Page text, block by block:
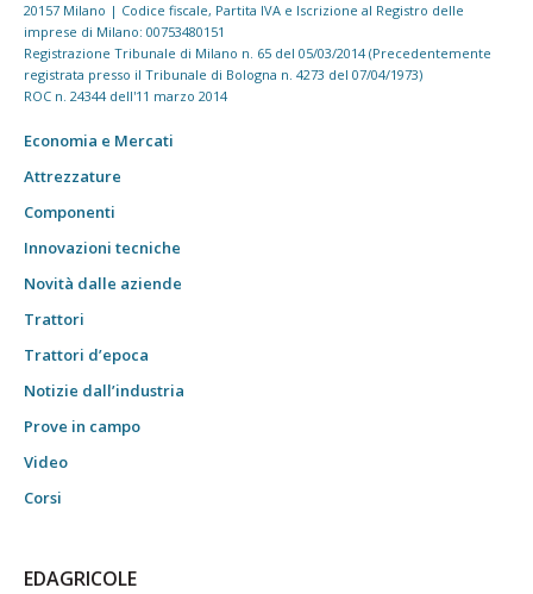
20157 Milano | Codice fiscale, Partita IVA e Iscrizione al Registro delle
imprese di Milano: 00753480151
Registrazione Tribunale di Milano n. 65 del 05/03/2014 (Precedentemente
registrata presso il Tribunale di Bologna n. 4273 del 07/04/1973)
ROC n. 24344 dell'11 marzo 2014
Economia e Mercati
Attrezzature
Componenti
Innovazioni tecniche
Novità dalle aziende
Trattori
Trattori d’epoca
Notizie dall’industria
Prove in campo
Video
Corsi
EDAGRICOLE